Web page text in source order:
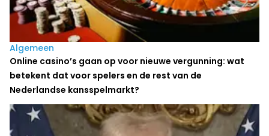
Algemeen
Online casino’s gaan op voor nieuwe vergunning: wat
betekent dat voor spelers en de rest van de
Nederlandse kansspelmarkt?